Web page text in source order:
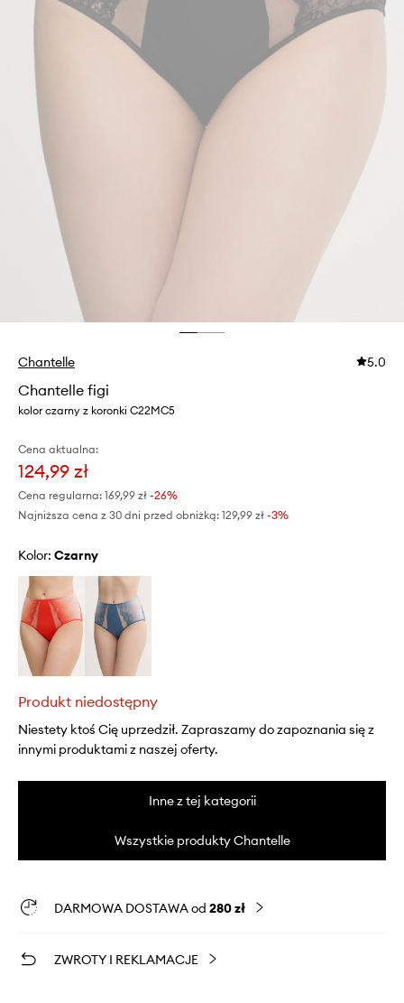
Chantelle 5.0
Chantelle figi
kolor czarny z koronki C22MC5
Cena aktualna:
124,99 zł
Cena regularna: 169,99 zł -26%
Najniższa cena z 30 dni przed obniżką: 129,99 zł -3%
Kolor: czarny
Produkt niedostępny
Niestety ktoś Cię uprzedził. Zapraszamy do zapoznania się z
innymi produktami z naszej oferty.
Inne z tej kategorii
Wszystkie produkty Chantelle
DARMOWA DOSTAWA od 280 zł
ZWROTY I REKLAMACJE